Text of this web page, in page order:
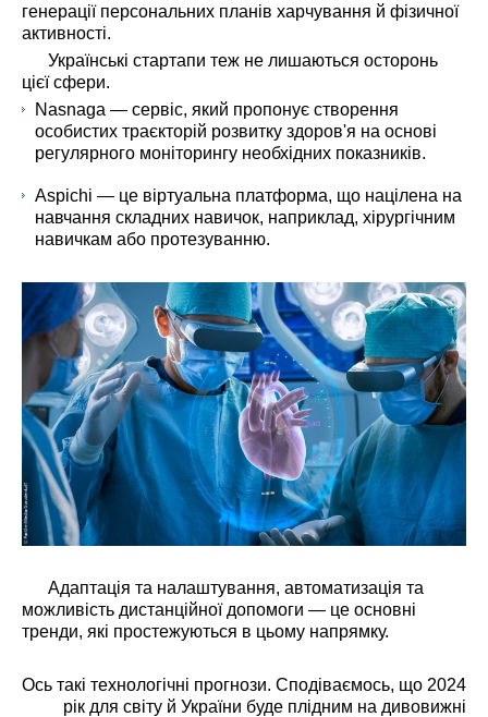
генерації персональних планів харчування й фізичної
активності.
Українські стартапи теж не лишаються осторонь
цієї сфери.
Nasnaga — сервіс, який пропонує створення
особистих траєкторій розвитку здоров'я на основі
регулярного моніторингу необхідних показників.
Aspichi — це віртуальна платформа, що націлена на
навчання складних навичок, наприклад, хірургічним
навичкам або протезуванню.
Адаптація та налаштування, автоматизація та
можливість дистанційної допомоги — це основні
тренди, які простежуються в цьому напрямку.
Ось такі технологічні прогнози. Сподіваємось, що 2024
рік для світу й України буде плідним на дивовижні